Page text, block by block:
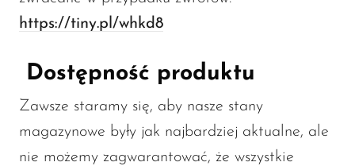
https://tiny.pl/whkd8
Dostępność produktu
Zawsze staramy się, aby nasze stany
magazynowe były jak najbardziej aktualne, ale
nie możemy zagwarantować, że wszystkie